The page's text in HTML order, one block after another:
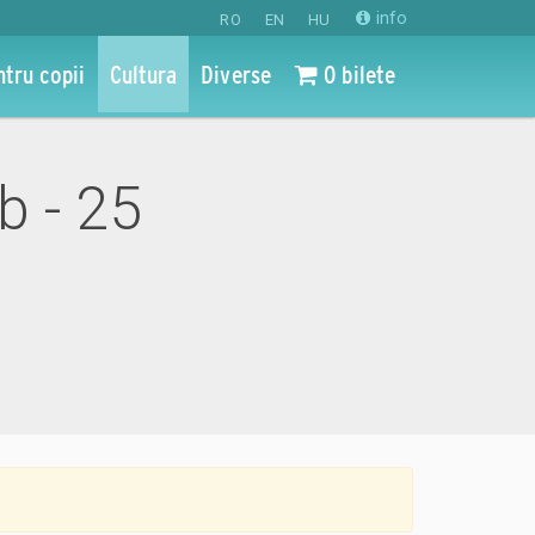
RO EN HU info
copii Cultura Diverse 0 bilete
- 25